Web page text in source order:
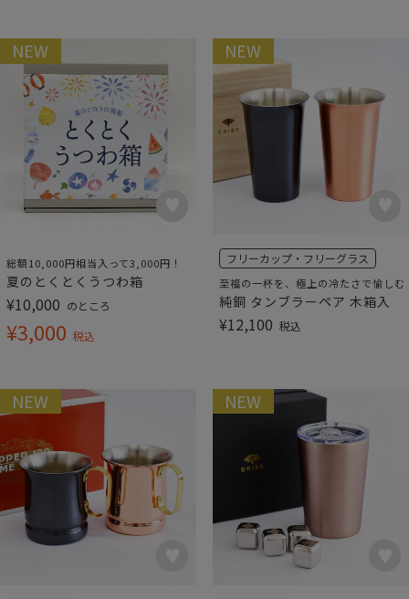
NEW
総額10,000円相当入って3,000円！
夏のとくとくうつわ箱
¥10,000 のところ
¥3,000 税込
NEW
フリーカップ・フリーグラス
至福の一杯を、極上の冷たさで愉しむ
純銅 タンブラーペア 木箱入
¥12,100 税込
NEW NEW